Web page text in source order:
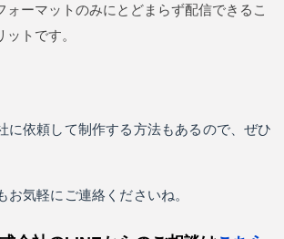
ォーマットのみにとどまらず配信できるこ
トです。
に依頼して制作する方法もあるので、ぜひ
お気軽にご連絡くださいね。